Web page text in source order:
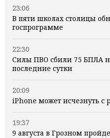
23:06
В пяти школах столицы
госпрограмме
22:30
Силы ПВО сбили 75 БПЛА
последние сутки
20:09
iPhone может исчезнуть с
19:37
9 августа в Грозном